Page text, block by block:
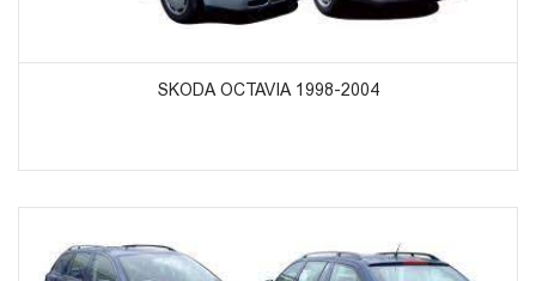
SKODA OCTAVIA 1998-2004